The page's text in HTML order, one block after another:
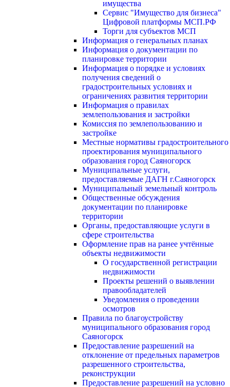
имущества
Сервис "Имущество для бизнеса"
Цифровой платформы МСП.РФ
Торги для субъектов МСП
Информация о генеральных планах
Информация о документации по
планировке территории
Информация о порядке и условиях
получения сведений о
градостроительных условиях и
ограничениях развития территории
Информация о правилах
землепользования и застройки
Комиссия по землепользованию и
застройке
Местные нормативы градостроительного
проектирования муниципального
образования город Саяногорск
Муниципальные услуги,
предоставляемые ДАГН г.Саяногорск
Муниципальный земельный контроль
Общественные обсуждения
документации по планировке
территории
Органы, предоставляющие услуги в
сфере строительства
Оформление прав на ранее учтённые
объекты недвижимости
О государственной регистрации
недвижимости
Проекты решений о выявлении
правообладателей
Уведомления о проведении
осмотров
Правила по благоустройству
муниципального образования город
Саяногорск
Предоставление разрешений на
отклонение от предельных параметров
разрешенного строительства,
реконструкции
Предоставление разрешений на условно